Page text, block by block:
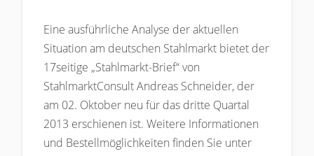
Eine ausführliche Analyse der aktuellen
Situation am deutschen Stahlmarkt bietet der
17seitige „Stahlmarkt-Brief“ von
StahlmarktConsult Andreas Schneider, der
am 02. Oktober neu für das dritte Quartal
2013 erschienen ist. Weitere Informationen
und Bestellmöglichkeiten finden Sie unter